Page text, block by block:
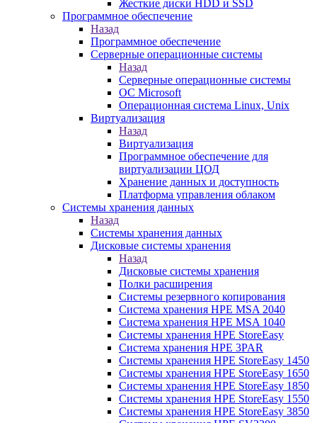
Жесткие диски HDD и SSD
Программное обеспечение
Назад
Программное обеспечение
Серверные операционные системы
Назад
Серверные операционные системы
ОС Microsoft
Операционная система Linux, Unix
Виртуализация
Назад
Виртуализация
Программное обеспечение для
виртуализации ЦОД
Хранение данных и доступность
Платформа управления облаком
Системы хранения данных
Назад
Системы хранения данных
Дисковые системы хранения
Назад
Дисковые системы хранения
Полки расширения
Системы резервного копирования
Система хранения HPE MSA 2040
Система хранения HPE MSA 1040
Системы хранения HPE StoreEasy
Система хранения HPE 3PAR
Системы хранения HPE StoreEasy 1450
Системы хранения HPE StoreEasy 1650
Системы хранения HPE StoreEasy 1850
Системы хранения HPE StoreEasy 1550
Системы хранения HPE StoreEasy 3850